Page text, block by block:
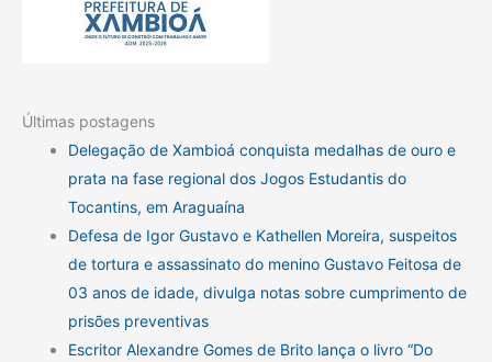
Últimas postagens
Delegação de Xambioá conquista medalhas de ouro e
prata na fase regional dos Jogos Estudantis do
Tocantins, em Araguaína
Defesa de Igor Gustavo e Kathellen Moreira, suspeitos
de tortura e assassinato do menino Gustavo Feitosa de
03 anos de idade, divulga notas sobre cumprimento de
prisões preventivas
Escritor Alexandre Gomes de Brito lança o livro “Do